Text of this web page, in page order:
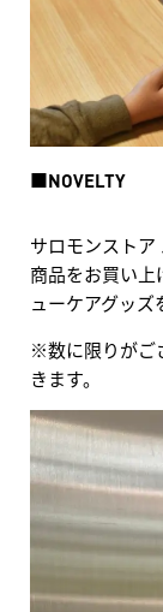
■NOVELTY
サロモンスト
商品をお買い
ューケアグッズ
※数に限りがご
きます。